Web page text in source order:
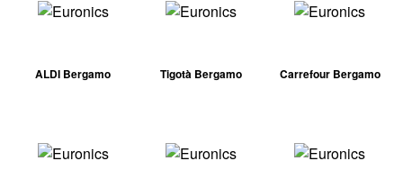
ALDI Bergamo Tigotà Bergamo Carrefour Bergamo